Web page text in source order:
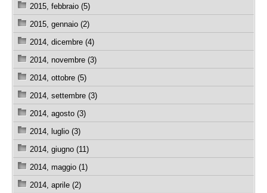
2015, febbraio (5)
2015, gennaio (2)
2014, dicembre (4)
2014, novembre (3)
2014, ottobre (5)
2014, settembre (3)
2014, agosto (3)
2014, luglio (3)
2014, giugno (11)
2014, maggio (1)
2014, aprile (2)